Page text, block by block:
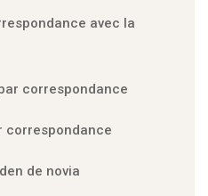
avec la
correspondance
correspondance
de novia